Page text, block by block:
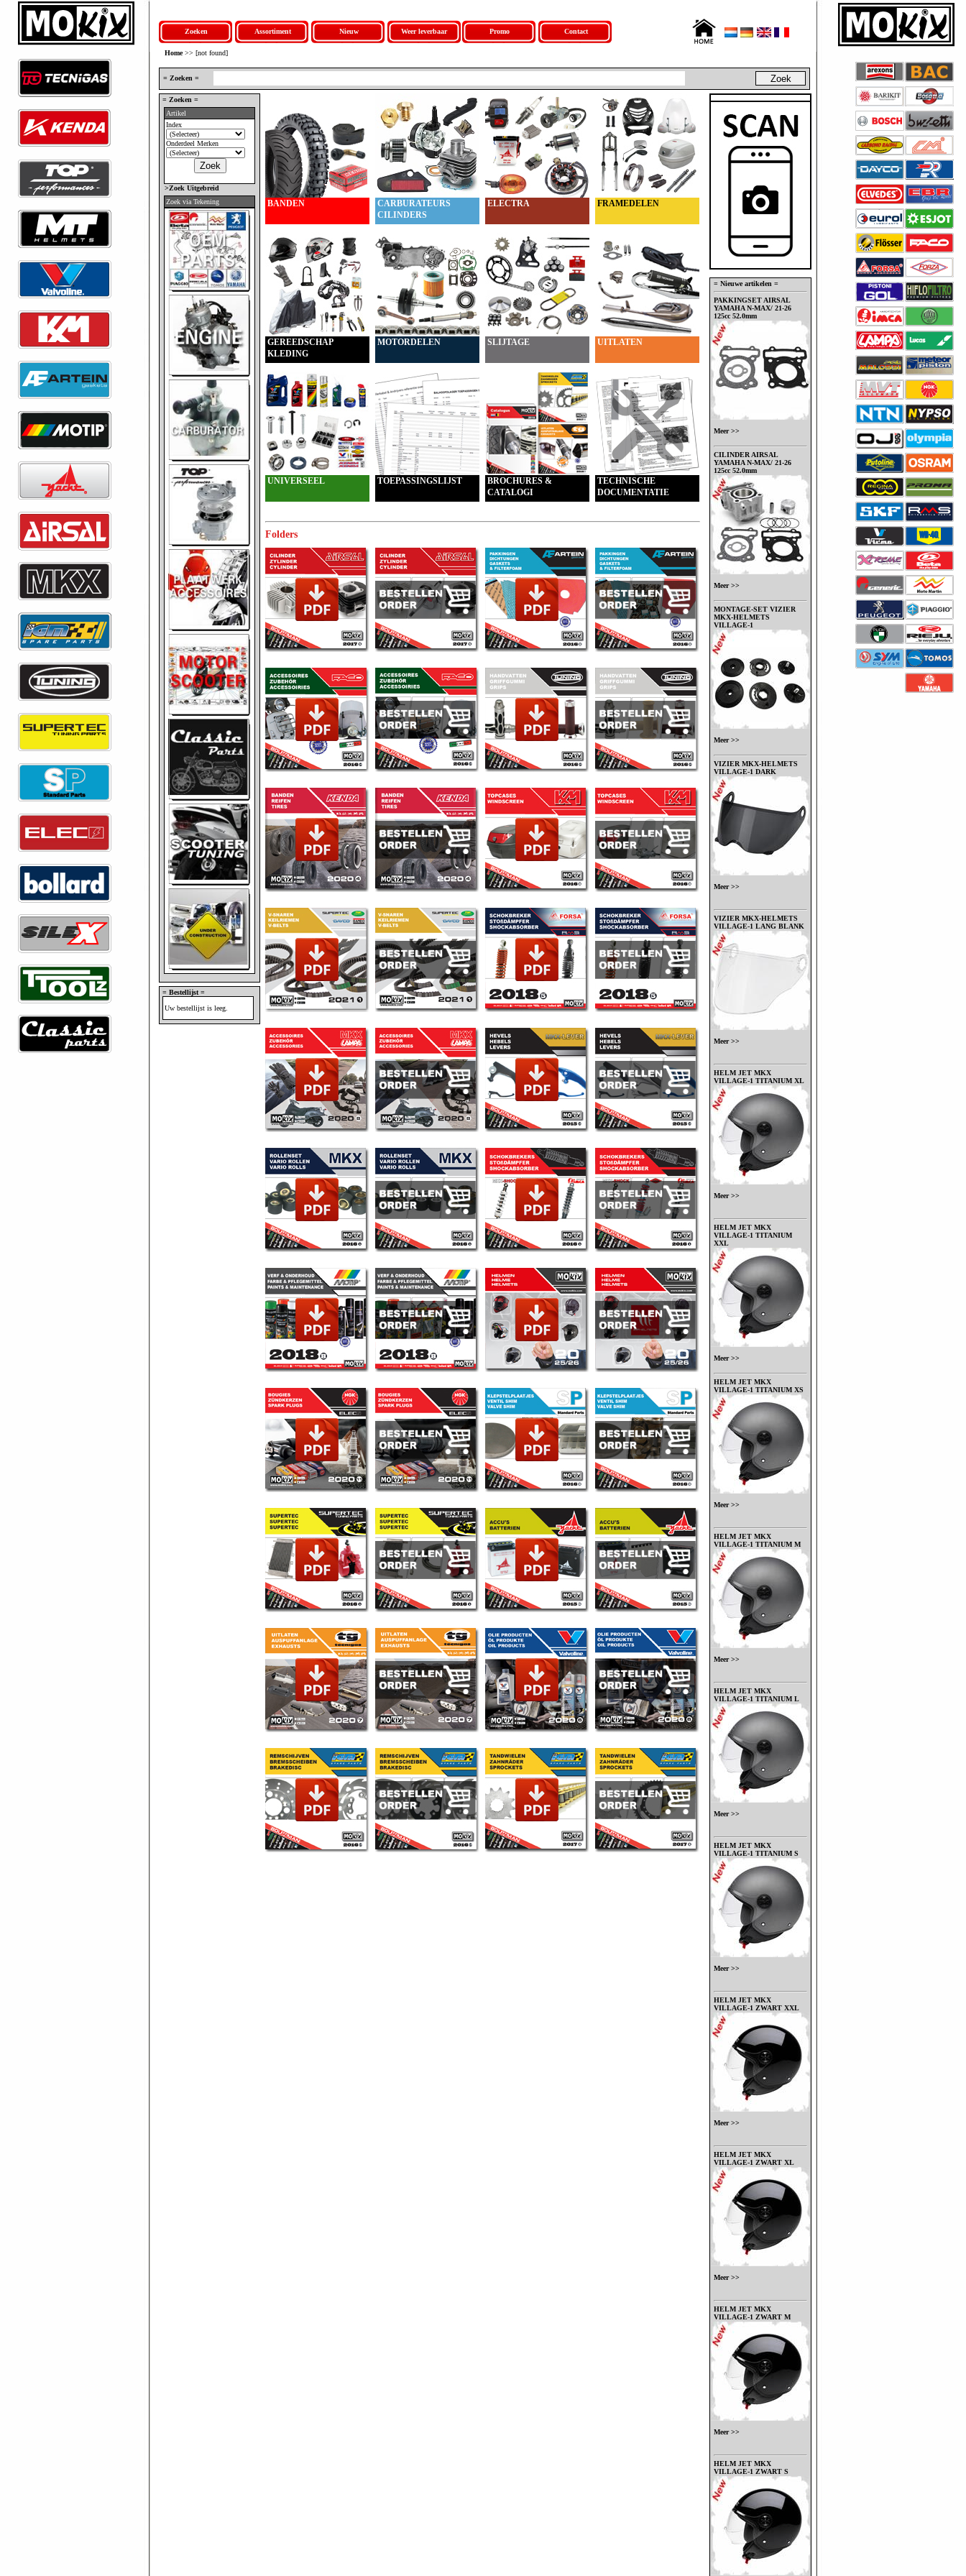
Zoeken Assortiment Nieuw Weer leverbaar Promo Contact
Home>> [not found]
= Zoeken =
= Zoeken =
Artikel
Index
Onderdeel Merken
>Zoek Uitgebreid
Zoek via Tekening
= Bestellijst =
Uw bestellijst is leeg.
BANDEN
CARBURATEURS
CILINDERS
ELECTRA FRAMEDELEN
GEREEDSCHAP
KLEDING
MOTORDELEN SLIJTAGE UITLATEN
UNIVERSEEL TOEPASSINGSLIJST
BROCHURES &
CATALOGI
TECHNISCHE
DOCUMENTATIE
Folders
= Nieuwe artikelen =
PAKKINGSET AIRSAL
YAMAHA N-MAX/ 21-26
125cc 52.0mm
Meer >>
CILINDER AIRSAL
YAMAHA N-MAX/ 21-26
125cc 52.0mm
Meer >>
MONTAGE-SET VIZIER
MKX-HELMETS
VILLAGE-1
Meer >>
VIZIER MKX-HELMETS
VILLAGE-1 DARK
Meer >>
VIZIER MKX-HELMETS
VILLAGE-1 LANG BLANK
Meer >>
HELM JET MKX
VILLAGE-1 TITANIUM XL
Meer >>
HELM JET MKX
VILLAGE-1 TITANIUM
XXL
Meer >>
HELM JET MKX
VILLAGE-1 TITANIUM XS
Meer >>
HELM JET MKX
VILLAGE-1 TITANIUM M
Meer >>
HELM JET MKX
VILLAGE-1 TITANIUM L
Meer >>
HELM JET MKX
VILLAGE-1 TITANIUM S
Meer >>
HELM JET MKX
VILLAGE-1 ZWART XXL
Meer >>
HELM JET MKX
VILLAGE-1 ZWART XL
Meer >>
HELM JET MKX
VILLAGE-1 ZWART M
Meer >>
HELM JET MKX
VILLAGE-1 ZWART S